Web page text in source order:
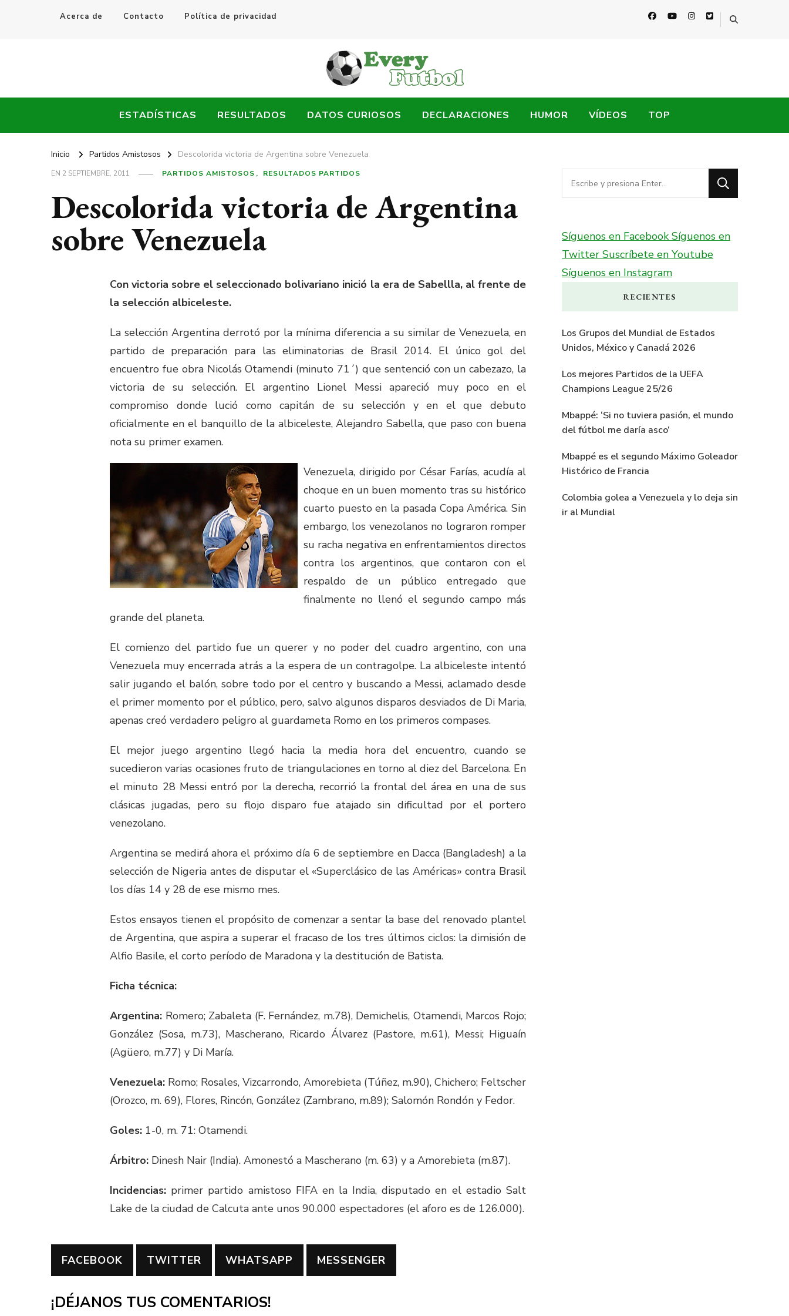
Acerca de Contacto Política de privacidad
Every Fútbol
ESTADÍSTICAS RESULTADOS DATOS CURIOSOS DECLARACIONES HUMOR VÍDEOS TOP
Inicio Partidos Amistosos Descolorida victoria de Argentina sobre Venezuela
EN 2 SEPTIEMBRE, 2011 PARTIDOS AMISTOSOS RESULTADOS PARTIDOS
Descolorida victoria de Argentina
sobre Venezuela
Con victoria sobre el seleccionado bolivariano inició la era de Sabellla, al frente de
la selección albiceleste.
La selección Argentina derrotó por la mínima diferencia a su similar de Venezuela, en
partido de preparación para las eliminatorias de Brasil 2014. El único gol del
encuentro fue obra Nicolás Otamendi (minuto 71´) que sentenció con un cabezazo, la
victoria de su selección. El argentino Lionel Messi apareció muy poco en el
compromiso donde lució como capitán de su selección y en el que debuto
oficialmente en el banquillo de la albiceleste, Alejandro Sabella, que paso con buena
nota su primer examen.
Venezuela, dirigido por César Farías, acudía al
choque en un buen momento tras su histórico
cuarto puesto en la pasada Copa América. Sin
embargo, los venezolanos no lograron romper
su racha negativa en enfrentamientos directos
contra los argentinos, que contaron con el
respaldo de un público entregado que
finalmente no llenó el segundo campo más
grande del planeta.
El comienzo del partido fue un querer y no poder del cuadro argentino, con una
Venezuela muy encerrada atrás a la espera de un contragolpe. La albiceleste intentó
salir jugando el balón, sobre todo por el centro y buscando a Messi, aclamado desde
el primer momento por el público, pero, salvo algunos disparos desviados de Di Maria,
apenas creó verdadero peligro al guardameta Romo en los primeros compases.
El mejor juego argentino llegó hacia la media hora del encuentro, cuando se
sucedieron varias ocasiones fruto de triangulaciones en torno al diez del Barcelona. En
el minuto 28 Messi entró por la derecha, recorrió la frontal del área en una de sus
clásicas jugadas, pero su flojo disparo fue atajado sin dificultad por el portero
venezolano.
Argentina se medirá ahora el próximo día 6 de septiembre en Dacca (Bangladesh) a la
selección de Nigeria antes de disputar el «Superclásico de las Américas» contra Brasil
los días 14 y 28 de ese mismo mes.
Estos ensayos tienen el propósito de comenzar a sentar la base del renovado plantel
de Argentina, que aspira a superar el fracaso de los tres últimos ciclos: la dimisión de
Alfio Basile, el corto período de Maradona y la destitución de Batista.
Ficha técnica:
Argentina: Romero; Zabaleta (F. Fernández, m.78), Demichelis, Otamendi, Marcos Rojo;
González (Sosa, m.73), Mascherano, Ricardo Álvarez (Pastore, m.61), Messi; Higuaín
(Agüero, m.77) y Di María.
Venezuela: Romo; Rosales, Vizcarrondo, Amorebieta (Túñez, m.90), Chichero; Feltscher
(Orozco, m. 69), Flores, Rincón, González (Zambrano, m.89); Salomón Rondón y Fedor.
Goles: 1-0, m. 71: Otamendi.
Árbitro: Dinesh Nair (India). Amonestó a Mascherano (m. 63) y a Amorebieta (m.87).
Incidencias: primer partido amistoso FIFA en la India, disputado en el estadio Salt
Lake de la ciudad de Calcuta ante unos 90.000 espectadores (el aforo es de 126.000).
FACEBOOK TWITTER WHATSAPP MESSENGER
¡DÉJANOS TUS COMENTARIOS!
¿Buscas
algo?
Síguenos en FacebookSíguenos en
Twitter Suscríbete en Youtube
Síguenos en Instagram
RECIENTES
Los Grupos del Mundial de Estados
Unidos, México y Canadá 2026
Los mejores Partidos de la UEFA
Champions League 25/26
Mbappé: ‘Si no tuviera pasión, el mundo
del fútbol me daría asco’
Mbappé es el segundo Máximo Goleador
Histórico de Francia
Colombia golea a Venezuela y lo deja sin
ir al Mundial